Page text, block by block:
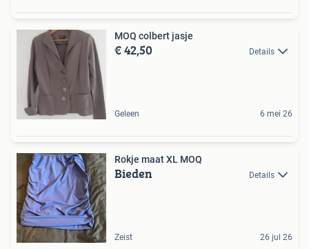
MOQ colbert jasje
€ 42,50 Details
Geleen 6 mei 26
Rokje maat XL MOQ
Bieden Details
Zeist 26 jul 26